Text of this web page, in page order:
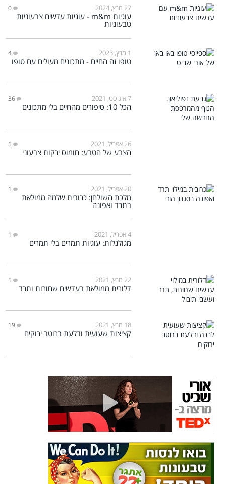
27 מרץ, 2024 0
עוגיות m&m - עוגיות עדשים צבעוניות
טבעוניות
1 מרץ, 2023 4
טופו זה החיים - מתכונים מעולים עם טופו
7 אוגוסט, 2021 36
הכל 10: סיפורים מהחיים בלי מתכונים
26 אפריל, 2021 5
הצבע של הטבע: חומוס ירקות צבעוני
20 אפריל, 2021 1
מלכת השולחן: כרובית שלמה ממולאת
בתרד ואפונה
4 אפריל, 2021 1
מגולגלות: עוגיות תמרים בלי תמרים
22 מרץ, 2021 5
דלורית ממולאת בעדשים שחורות ותרד
18 מרץ, 2021 19
קציצות שעועית ודלעת ברוטב ירוקים